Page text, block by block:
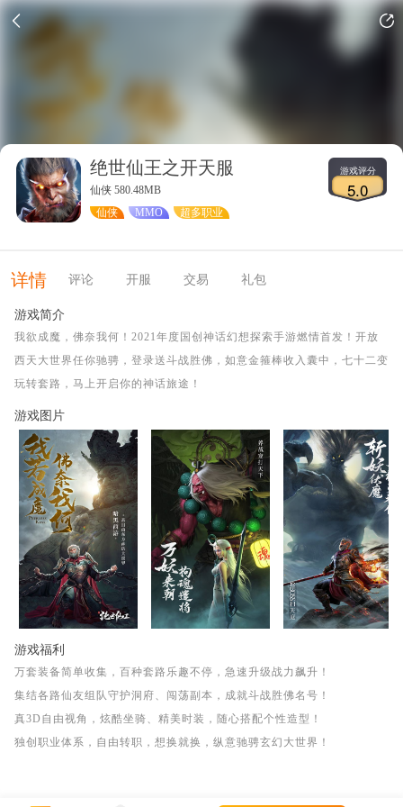
绝世仙王之开天服
仙侠 580.48MB
仙侠
MMO 超多职业
游戏评分
5.0
详情 评论 开服 交易 礼包
游戏简介
我欲成魔，佛奈我何！2021年度国创神话幻想探索手游燃情首发！开放
西天大世界任你驰骋，登录送斗战胜佛，如意金箍棒收入囊中，七十二变
玩转套路，马上开启你的神话旅途！
游戏图片
游戏福利
万套装备简单收集，百种套路乐趣不停，急速升级战力飙升！
集结各路仙友组队守护洞府、闯荡副本，成就斗战胜佛名号！
真3D自由视角，炫酷坐骑、精美时装，随心搭配个性造型！
独创职业体系，自由转职，想换就换，纵意驰骋玄幻大世界！